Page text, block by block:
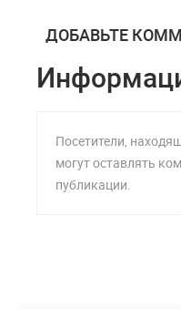
ДОБАВЬТЕ
Посетители,
могут оставлять
публикации.